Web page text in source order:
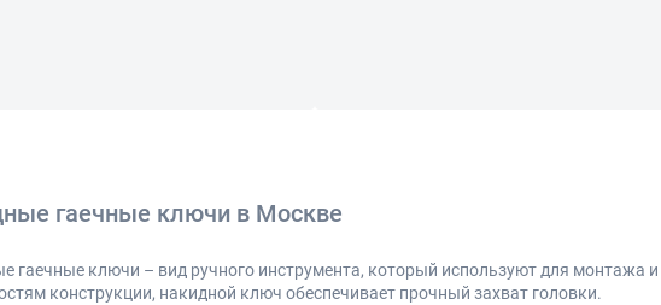
гаечные ключи в Москве
гаечные ключи – вид ручного инструмента, который используют для монтажа
конструкции, накидной ключ обеспечивает прочный захват головки.